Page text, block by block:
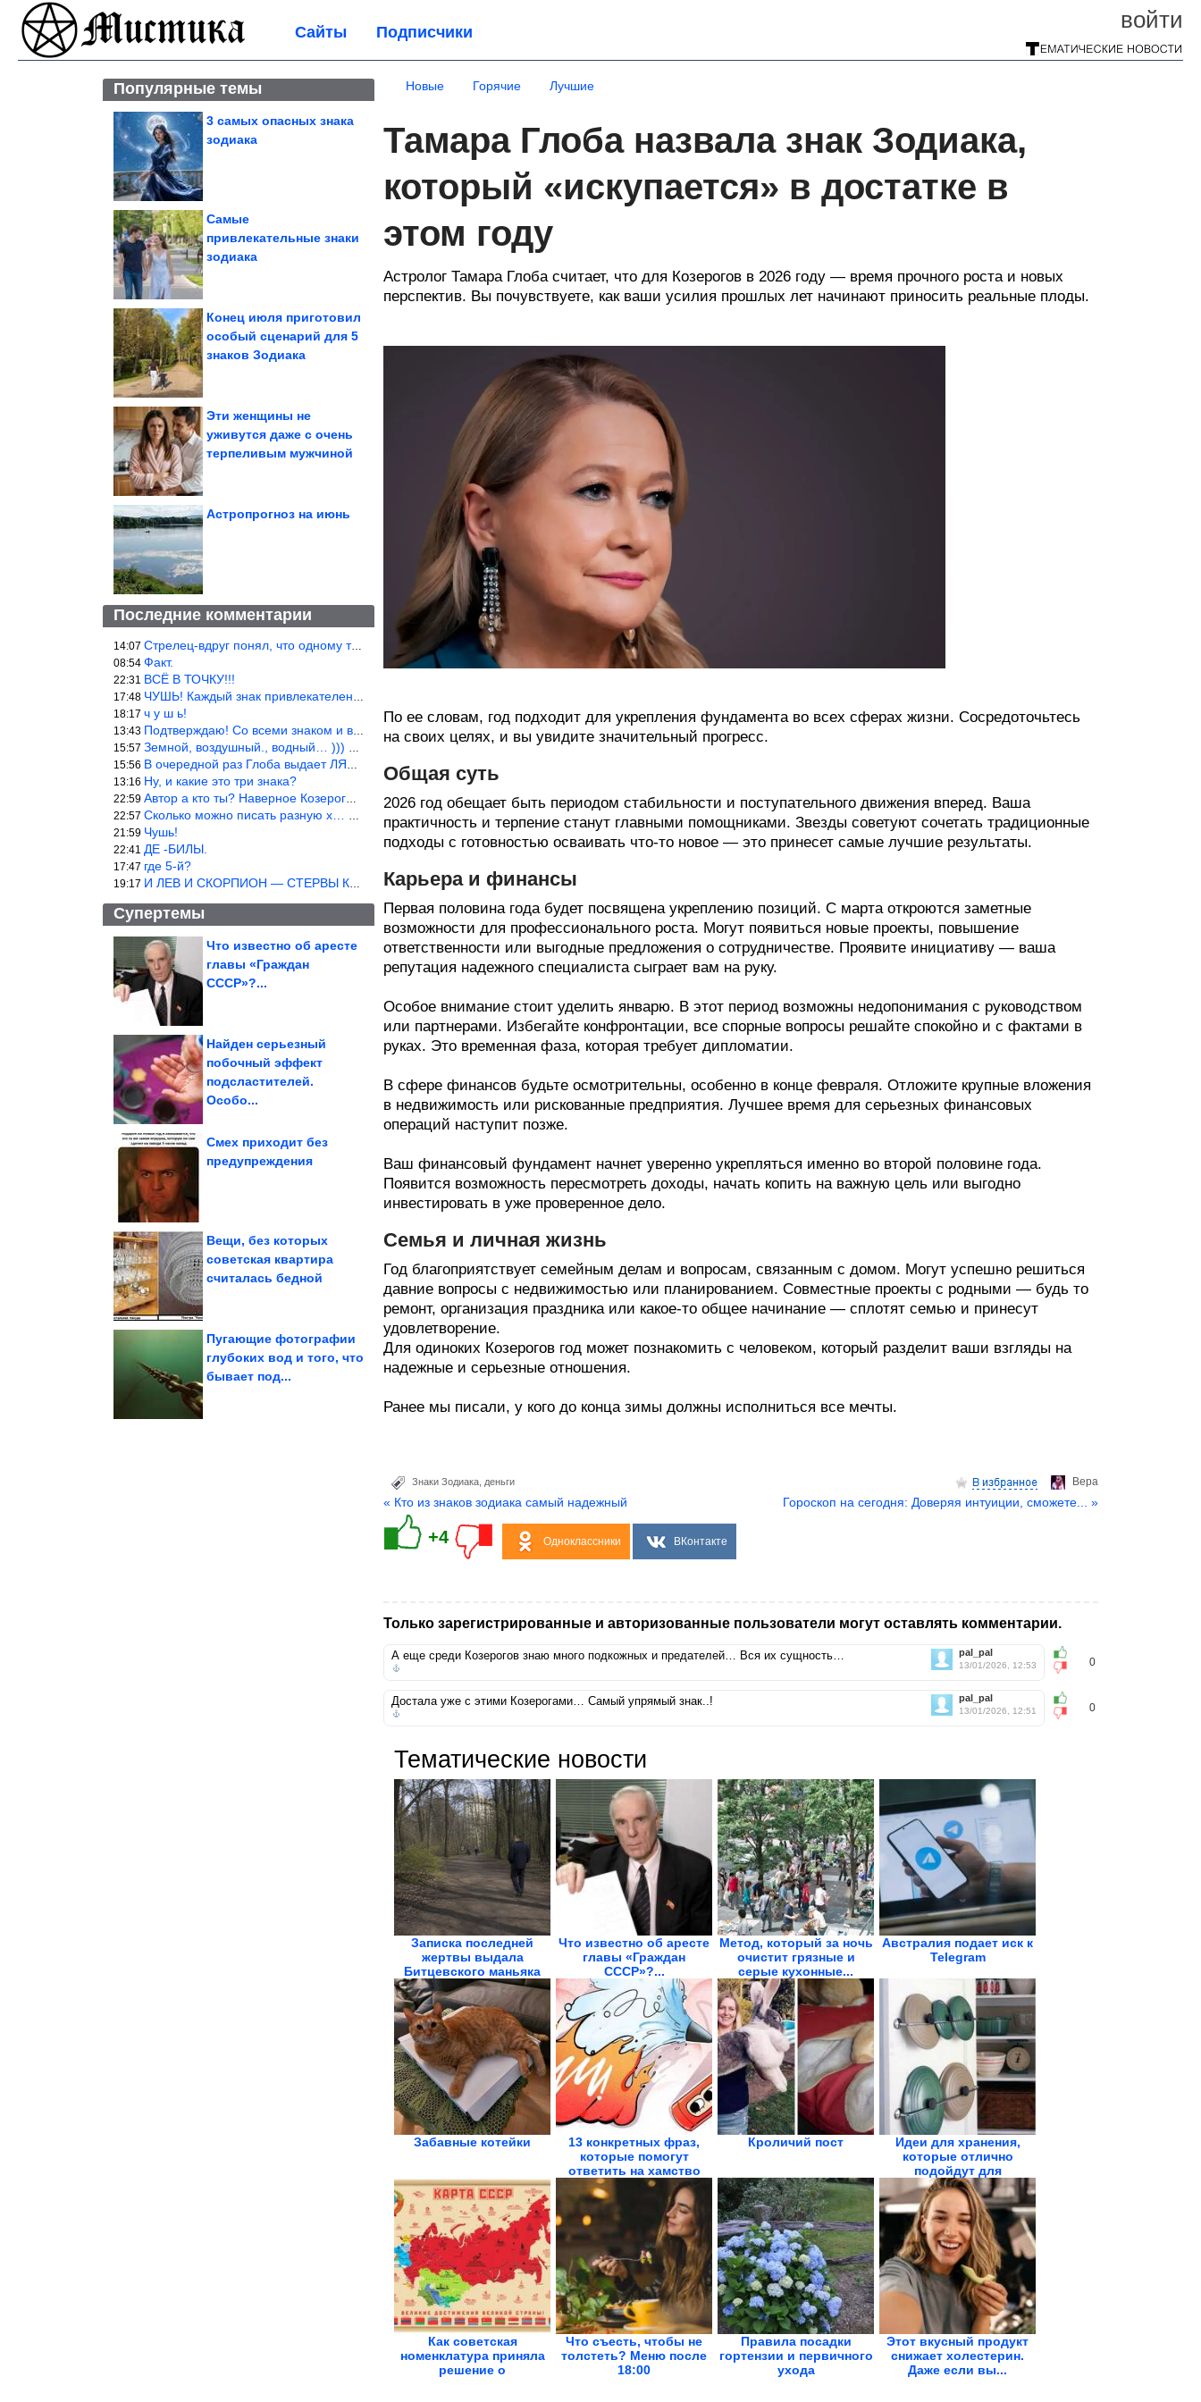
войти
Сайты Подписчики
Популярные темы
3 самых опасных знака
зодиака
Самые
привлекательные знаки
зодиака
Конец июля приготовил
особый сценарий для 5
знаков Зодиака
Эти женщины не
уживутся даже с очень
терпеливым мужчиной
Астропрогноз на июнь
Последние комментарии
14:07 Стрелец-вдруг понял, что одному то и жить легче.
08:54 Факт.
22:31 ВСЁ В ТОЧКУ!!!
17:48 ЧУШЬ! Каждый знак привлекателен! И среди Весов, Близнецов встреч
18:17 ч у ш ь!
13:43 Подтверждаю! Со всеми знаком и все одиноки и Я )))
15:57 Земной, воздушный., водный… ))) выбери сам трех из 9 )))
15:56 В очередной раз Глоба выдает ЛЯП! А корректоры, редакторы пропус
13:16 Ну, и какие это три знака?
22:59 Автор а кто ты? Наверное Козерог… Рога жена Рыба наставила ))
22:57 Сколько можно писать разную х… йню? Автор что то обкурился?
21:59 Чушь!
22:41 ДЕ -БИЛЫ.
17:47 где 5-й?
19:17 И ЛЕВ И СКОРПИОН — СТЕРВЫ КАКИХ ЕЩЕ ПОИСКАТЬ НАДО
Супертемы
Душевные фотографии
Что известно об аресте
главы «Граждан
СССР»?...
Найден серьезный
побочный эффект
подсластителей.
Особо...
Смех приходит без
предупреждения
Снова мемы
Вещи, без которых
советская квартира
считалась бедной
Почему всё больше
людей хотят жить одни
Пугающие фотографии
глубоких вод и того, что
бывает под...
Новые Горячие Лучшие
Тамара Глоба назвала знак Зодиака,
который «искупается» в достатке в
этом году
Астролог Тамара Глоба считает, что для Козерогов в 2026 году — время прочного роста и новых
перспектив. Вы почувствуете, как ваши усилия прошлых лет начинают приносить реальные плоды.
По ее словам, год подходит для укрепления фундамента во всех сферах жизни. Сосредоточьтесь
на своих целях, и вы увидите значительный прогресс.
Общая суть
2026 год обещает быть периодом стабильности и поступательного движения вперед. Ваша
практичность и терпение станут главными помощниками. Звезды советуют сочетать традиционные
подходы с готовностью осваивать что-то новое — это принесет самые лучшие результаты.
Карьера и финансы
Первая половина года будет посвящена укреплению позиций. С марта откроются заметные
возможности для профессионального роста. Могут появиться новые проекты, повышение
ответственности или выгодные предложения о сотрудничестве. Проявите инициативу — ваша
репутация надежного специалиста сыграет вам на руку.
Особое внимание стоит уделить январю. В этот период возможны недопонимания с руководством
или партнерами. Избегайте конфронтации, все спорные вопросы решайте спокойно и с фактами в
руках. Это временная фаза, которая требует дипломатии.
В сфере финансов будьте осмотрительны, особенно в конце февраля. Отложите крупные вложения
в недвижимость или рискованные предприятия. Лучшее время для серьезных финансовых
операций наступит позже.
Ваш финансовый фундамент начнет уверенно укрепляться именно во второй половине года.
Появится возможность пересмотреть доходы, начать копить на важную цель или выгодно
инвестировать в уже проверенное дело.
Семья и личная жизнь
Год благоприятствует семейным делам и вопросам, связанным с домом. Могут успешно решиться
давние вопросы с недвижимостью или планированием. Совместные проекты с родными — будь то
ремонт, организация праздника или какое-то общее начинание — сплотят семью и принесут
удовлетворение.
Для одиноких Козерогов год может познакомить с человеком, который разделит ваши взгляды на
надежные и серьезные отношения.
Ранее мы писали, у кого до конца зимы должны исполниться все мечты.
Верa
Знаки Зодиака деньги
« Кто из знаков зодиака самый надежный Гороскоп на сегодня: Доверяя интуиции, сможете... »
+4 Одноклассники ВКонтакте
Только зарегистрированные и авторизованные пользователи могут оставлять комментарии.
0
pal_pal
13/01/2026, 12:53
А еще среди Козерогов знаю много подкожных и предателей… Вся их сущность…
0
pal_pal
13/01/2026, 12:51
Достала уже с этими Козерогами… Самый упрямый знак..!
Тематические новости
Записка последней
жертвы выдала
Битцевского маньяка
Что известно об аресте
главы «Граждан
СССР»?...
Метод, который за ночь
очистит грязные и
серые кухонные...
Австралия подает иск к
Telegram
Забавные котейки
13 конкретных фраз,
которые помогут
ответить на хамство
Кроличий пост
Идеи для хранения,
которые отлично
подойдут для
маленькой...
Как советская
номенклатура приняла
решение о
Что съесть, чтобы не
толстеть? Меню после
18:00
Правила посадки
гортензии и первичного
ухода
Этот вкусный продукт
снижает холестерин.
Даже если вы...